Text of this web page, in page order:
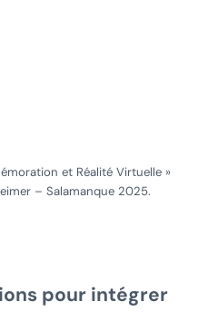
et Réalité Virtuelle »
– Salamanque 2025.
pour intégrer